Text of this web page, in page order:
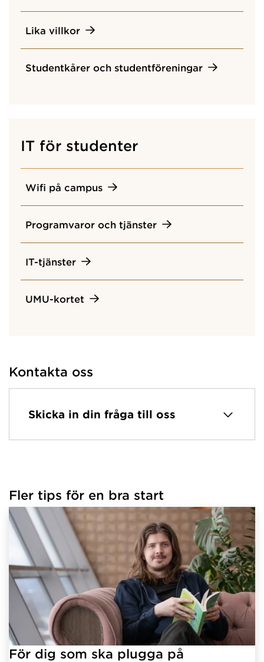
Lika villkor
Studentkårer och studentföreningar
IT för studenter
Wifi på campus
Programvaror och tjänster
IT-tjänster
UMU-kortet
Kontakta oss
Skicka in din fråga till oss
Fler tips för en bra start
För dig som ska plugga på